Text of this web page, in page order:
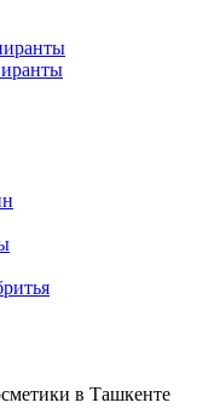
в Ташкенте